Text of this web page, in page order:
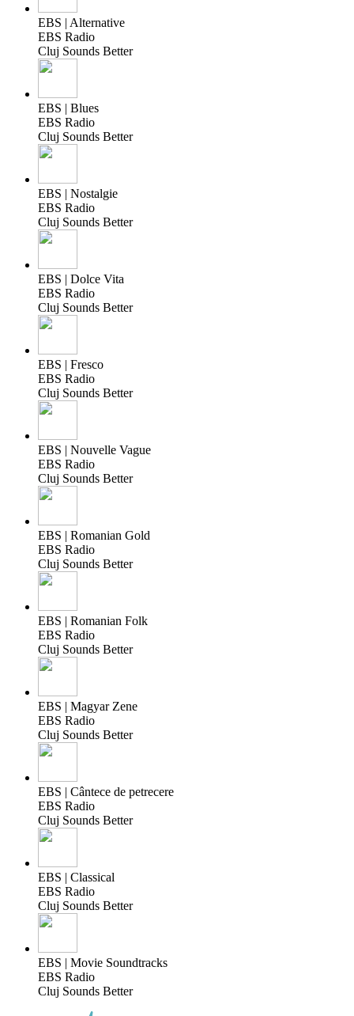
EBS | Alternative
EBS Radio
Cluj Sounds Better
EBS | Blues
EBS Radio
Cluj Sounds Better
EBS | Nostalgie
EBS Radio
Cluj Sounds Better
EBS | Dolce Vita
EBS Radio
Cluj Sounds Better
EBS | Fresco
EBS Radio
Cluj Sounds Better
EBS | Nouvelle Vague
EBS Radio
Cluj Sounds Better
EBS | Romanian Gold
EBS Radio
Cluj Sounds Better
EBS | Romanian Folk
EBS Radio
Cluj Sounds Better
EBS | Magyar Zene
EBS Radio
Cluj Sounds Better
EBS | Cântece de petrecere
EBS Radio
Cluj Sounds Better
EBS | Classical
EBS Radio
Cluj Sounds Better
EBS | Movie Soundtracks
EBS Radio
Cluj Sounds Better